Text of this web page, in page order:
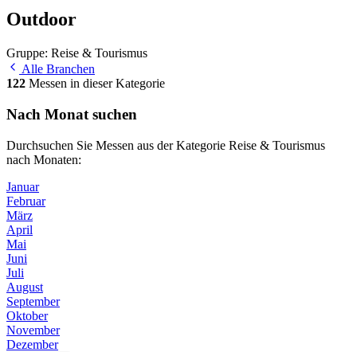
Outdoor
Gruppe: Reise & Tourismus
Alle Branchen
122 Messen in dieser Kategorie
Nach Monat suchen
Durchsuchen Sie Messen aus der Kategorie Reise & Tourismus
nach Monaten:
Januar
Februar
März
April
Mai
Juni
Juli
August
September
Oktober
November
Dezember